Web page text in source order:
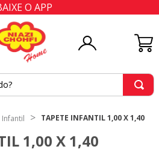
O APP
TAPETE INFANTIL 1,00 X 1,40
1,00 X 1,40